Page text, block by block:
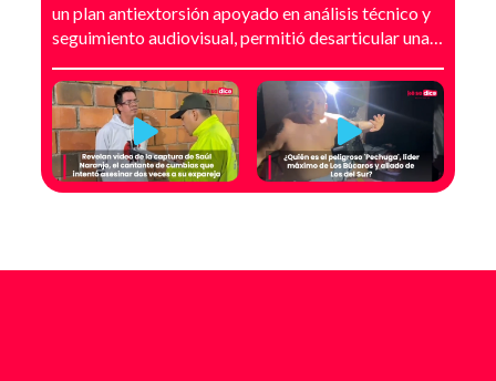
un plan antiextorsión apoyado en análisis técnico y
seguimiento audiovisual, permitió desarticular una
digitales, suplantación de grupos armados y presión
directa sobre establecimientos comerciales. La
investigación no comenzó con la captura, sino con el
temor de un comerciante que empezó a recibir
mensajes y llamadas en las que le exigían dinero a